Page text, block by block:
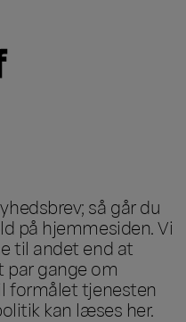
så går du
på hjemmesiden. Vi
til andet end at
par gange om
formålet tjenesten
kan læses her.